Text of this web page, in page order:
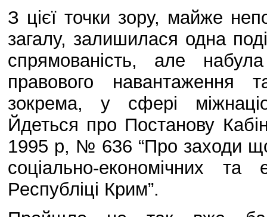
З цієї точки зору, майже
загалу, залишилася одна
спрямованість, але
правового навантаження
зокрема, у сфері
Йдеться про Постанову
1995 р, № 636 “Про заходи
соціально-економічних
Республіці Крим”.